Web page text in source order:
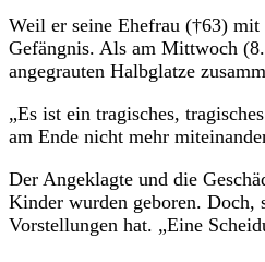
Weil er seine Ehefrau (†63) mit
Gefängnis. Als am Mittwoch
angegrauten Halbglatze
„Es ist ein tragisches,
am Ende nicht mehr
Der Angeklagte und die
Kinder wurden geboren. Doch,
Vorstellungen hat. „Eine